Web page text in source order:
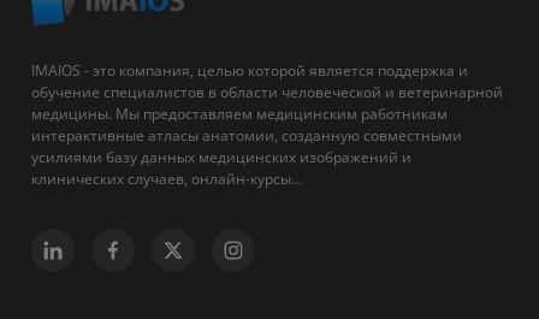
IMAIOS - это компания, целью которой является поддержка и
обучение специалистов в области человеческой и ветеринарной
медицины. Мы предоставляем медицинским работникам
интерактивные атласы анатомии, созданную совместными
усилиями базу данных медицинских изображений и
клинических случаев, онлайн-курсы...